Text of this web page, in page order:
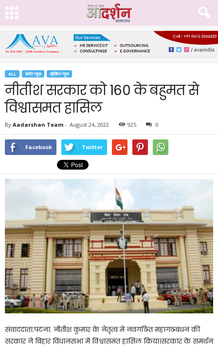
ALL करेंट न्यूज़ ब्रेकिंग न्यूज
नीतीश सरकार को 160 के बहुमत से
विश्वासमत हासिल
By Aadarshan Team - August 24, 2022 925 0
Facebook Twitter
संवाददाता.पटना. नीतीश कुमार के नेतृत्व में नवगठित महागठबंधन की
सरकार ने बिहार विधानसभा में विश्वासमत हासिल किया।सरकार के समर्थन